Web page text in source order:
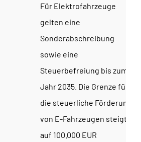
Für Elektrofahrzeuge
gelten eine
Sonderabschreibung
sowie eine
Steuerbefreiung bis zum
Jahr 2035. Die Grenze für
die steuerliche Förderung
von E-Fahrzeugen steigt
auf 100.000 EUR